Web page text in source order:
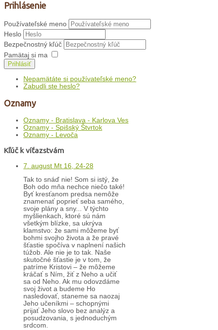
Prihlásenie
Používateľské meno
Heslo
Bezpečnostný kľúč
Pamätaj si ma
Prihlásiť
Nepamätáte si používateľské meno?
Zabudli ste heslo?
Oznamy
Oznamy - Bratislava - Karlova Ves
Oznamy - Spišský Štvrtok
Oznamy - Levoča
Kľúč k víťazstvám
7. august Mt 16, 24-28
Tak to snáď nie! Som si istý, že
Boh odo mňa nechce niečo také!
Byť kresťanom predsa nemôže
znamenať poprieť seba samého,
svoje plány a sny... V týchto
myšlienkach, ktoré sú nám
všetkým blízke, sa ukrýva
klamstvo: že sami môžeme byť
bohmi svojho života a že pravé
šťastie spočíva v naplnení našich
túžob. Ale nie je to tak. Naše
skutočné šťastie je v tom, že
patríme Kristovi – že môžeme
kráčať s Ním, žiť z Neho a učiť
sa od Neho. Ak mu odovzdáme
svoj život a budeme Ho
nasledovať, staneme sa naozaj
Jeho učeníkmi – schopnými
prijať Jeho slovo bez analýz a
posudzovania, s jednoduchým
srdcom.